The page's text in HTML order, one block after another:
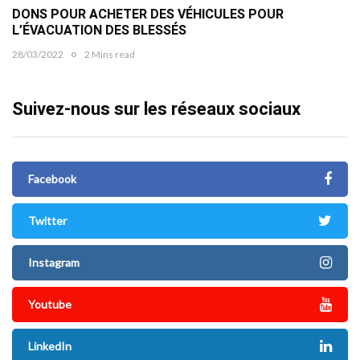
DONS POUR ACHETER DES VÉHICULES POUR
L’ÉVACUATION DES BLESSÉS
28/03/2022 2 Mins read
Suivez-nous sur les réseaux sociaux
Facebook
Twitter
Instagram
Youtube
LinkedIn